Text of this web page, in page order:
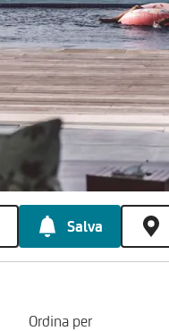
Salva
Ordina per